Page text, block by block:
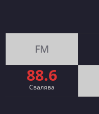
FM
88.6
Свалява